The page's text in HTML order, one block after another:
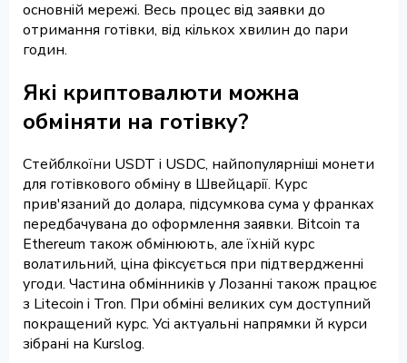
основній мережі. Весь процес від заявки до
отримання готівки, від кількох хвилин до пари
годин.
Які криптовалюти можна
обміняти на готівку?
Стейблкоїни USDT і USDC, найпопулярніші монети
для готівкового обміну в Швейцарії. Курс
прив'язаний до долара, підсумкова сума у франках
передбачувана до оформлення заявки. Bitcoin та
Ethereum також обмінюють, але їхній курс
волатильний, ціна фіксується при підтвердженні
угоди. Частина обмінників у Лозанні також працює
з Litecoin і Tron. При обміні великих сум доступний
покращений курс. Усі актуальні напрямки й курси
зібрані на Kurslog.